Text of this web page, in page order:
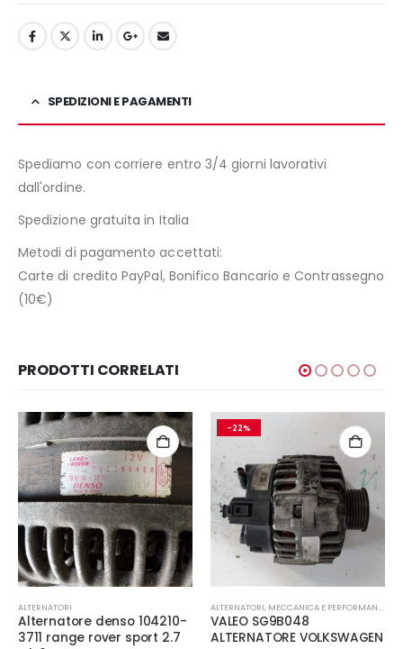
SPEDIZIONI E PAGAMENTI
Spediamo con corriere entro 3/4 giorni lavorativi
dall'ordine.
Spedizione gratuita in Italia
Metodi di pagamento accettati:
Carte di credito PayPal, Bonifico Bancario e Contrassegno
(10€)
PRODOTTI CORRELATI
ALTERNATORI
Alternatore denso 104210-
3711 range rover sport 2.7
-22%
ALTERNATORI, MECCANICA E PERFORMANCE
VALEO SG9B048
ALTERNATORE VOLKSWAGEN